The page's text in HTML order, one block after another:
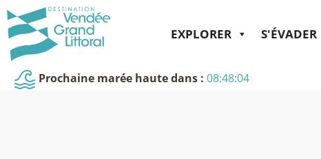
EXPLORER S'ÉVADER
Prochaine marée haute dans : 08:48:04